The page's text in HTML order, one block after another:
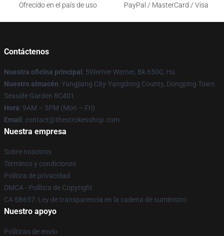
Ofrecido en el país de uso
PayPal / MasterCard / Visa
Contáctenos
Nuestra oficina principal : 5Werner Werner, Bk 6500, Hu
Nuestro almacén: Yangjiang City-Yangdong County, Dongping Town
Seaside Garden 8C401
Hora: 9AM – 5PM (Mon – Fri)
Email : contact@thestrokesshop.com
Nuestra empresa
Sobre nosotros
Términos y condiciones
Política de privacidad
DMCA - Política de Copyright
CA SB657: Ley de transparencia en la cadena de suministro
Nuestro apoyo
Políticas de envío